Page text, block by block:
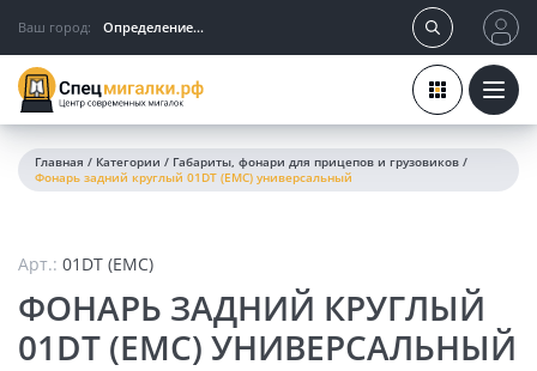
Ваш город: Определение...
Главная / Категории / Габариты, фонари для прицепов и грузовиков /
Фонарь задний круглый 01DT (EMC) универсальный
Арт.: 01DT (EMC)
ФОНАРЬ ЗАДНИЙ КРУГЛЫЙ
01DT (EMC) УНИВЕРСАЛЬНЫЙ